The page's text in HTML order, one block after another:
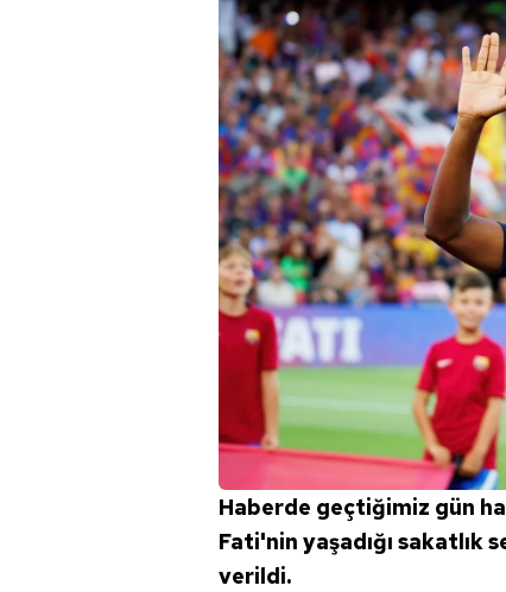
Haberde geçtiğimiz gün
Fati'nin yaşadığı sakatlık
verildi.